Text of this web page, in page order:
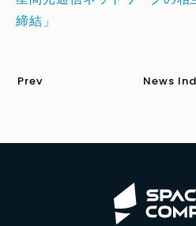
締結」
Prev News